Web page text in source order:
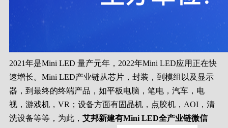
2021年是Mini LED 量产元年，2022年Mini LED应用正在快
速增长。Mini LED产业链从芯片，封装，到模组以及显示
器，到最终的终端产品，如平板电脑，笔电，汽车，电
视，游戏机，VR；设备方面有固晶机，点胶机，AOI，清
洗设备等等，为此， 艾邦新建有Mini LED全产业链微信